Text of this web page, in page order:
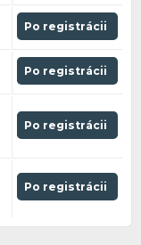
Po registrácii
Po registrácii
Po registrácii
Po registrácii